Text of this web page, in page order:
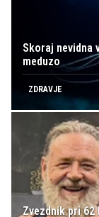
Skoraj nevidna
meduzo
ZDRAVJE
Zvezdnik pri